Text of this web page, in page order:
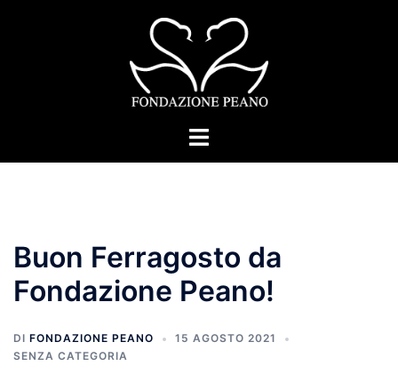
Mostra/Nascondi
Buon Ferragosto da
Fondazione Peano!
DI FONDAZIONE PEANO
15 AGOSTO 2021
SENZA CATEGORIA